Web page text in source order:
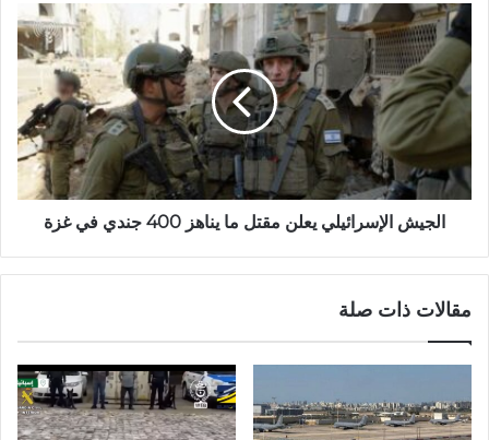
الجيش الإسرائيلي يعلن مقتل ما يناهز 400 جندي في غزة
مقالات ذات صلة